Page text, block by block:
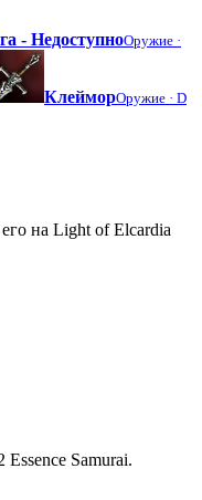
- НедоступноОружие ·
КлейморОружие · D
на Light of Elcardia
Samurai.